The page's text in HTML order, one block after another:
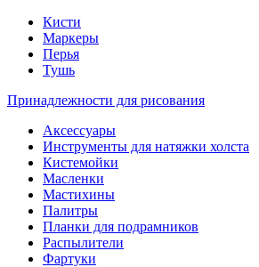
Кисти
Маркеры
Перья
Тушь
Принадлежности для рисования
Аксессуары
Инструменты для натяжки холста
Кистемойки
Масленки
Мастихины
Палитры
Планки для подрамников
Распылители
Фартуки